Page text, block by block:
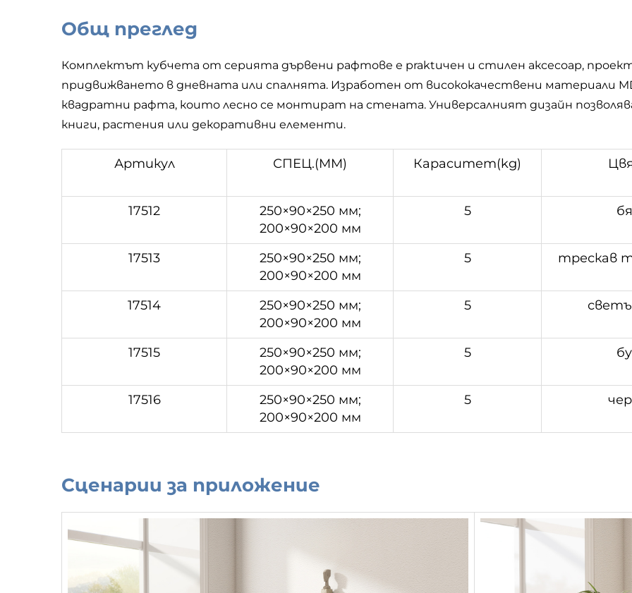
Общ преглед
Комплектът кубчета от серията дървени рафтове е praktичен и стилен аксесоар,
придвижването в дневната или спалнята. Изработен от висококачествени материали
квадратни рафта, които лесно се монтират на стената. Универсалният дизайн
книги, растения или декоративни елементи.
Артикул СПЕЦ.(MM) Кapacитeт(kg)
17512
250×90×250 мм;
200×90×200 мм
5
17513
250×90×250 мм;
200×90×200 мм
5 трескав
17514
250×90×250 мм;
200×90×200 мм
5
17515
250×90×250 мм;
200×90×200 мм
5
17516
250×90×250 мм;
200×90×200 мм
5
Сценарии за приложение